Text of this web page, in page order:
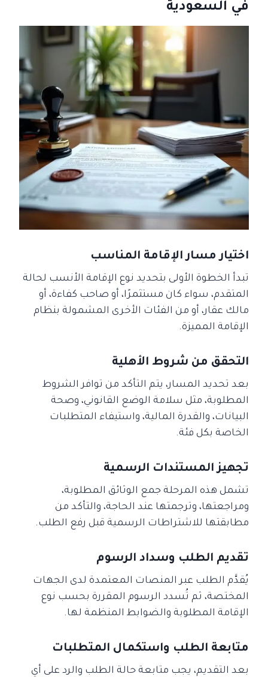
في السعودية
اختيار مسار الإقامة المناسب
تبدأ الخطوة الأولى بتحديد نوع الإقامة الأنسب لحالة
المتقدم، سواء كان مستثمرًا، أو صاحب كفاءة، أو
مالك عقار، أو من الفئات الأخرى المشمولة بنظام
الإقامة المميزة.
التحقق من شروط الأهلية
بعد تحديد المسار، يتم التأكد من توافر الشروط
المطلوبة، مثل سلامة الوضع القانوني، وصحة
البيانات، والقدرة المالية، واستيفاء المتطلبات
الخاصة بكل فئة.
تجهيز المستندات الرسمية
تشمل هذه المرحلة جمع الوثائق المطلوبة،
ومراجعتها، وترجمتها عند الحاجة، والتأكد من
مطابقتها للاشتراطات الرسمية قبل رفع الطلب.
تقديم الطلب وسداد الرسوم
يُقدَّم الطلب عبر المنصات المعتمدة لدى الجهات
المختصة، ثم تُسدد الرسوم المقررة بحسب نوع
الإقامة المطلوبة والضوابط المنظمة لها.
متابعة الطلب واستكمال المتطلبات
بعد التقديم، يجب متابعة حالة الطلب والرد على أي